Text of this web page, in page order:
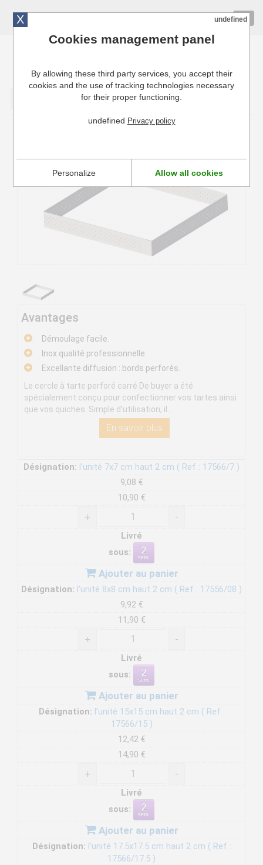
Cuisinresto: Ustensiles de cuisine pour professionnels
Avantages
Démoulage facile.
Inox qualité professionnelle.
Excellante diffusion : bords perforés.
Le cercle à tarte perforé carré De buyer a été
spécialement conçu pour confectionner vos tartes ainsi
que vos quiches. Simple d'utilisation, il...
En savoir plus
Désignation: l'unité 7x7 cm haut 2 cm ( Ref : 17566/7 )
9,08 €
10,90 €
+ -
Livré
sous:
Ajouter au panier
Désignation: l'unité 8x8 cm haut 2 cm ( Ref : 17556/08 )
9,92 €
11,90 €
+ -
Livré
sous:
Ajouter au panier
Désignation: l'unité 15x15 cm haut 2 cm ( Ref :
17566/15 )
12,42 €
14,90 €
+ -
Livré
sous:
Ajouter au panier
Désignation: l'unité 17.5x17.5 cm haut 2 cm ( Ref :
17566/17.5 )
X undefined
Cookies management panel
By allowing these third party services, you accept their
cookies and the use of tracking technologies necessary
for their proper functioning.
undefined Privacy policy
Personalize Allow all cookies